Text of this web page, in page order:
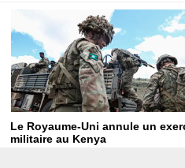
Le Royaume-Uni annule un
militaire au Kenya